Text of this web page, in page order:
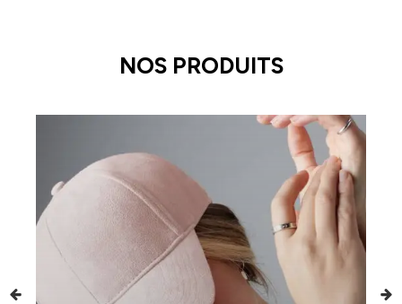
NOS PRODUITS